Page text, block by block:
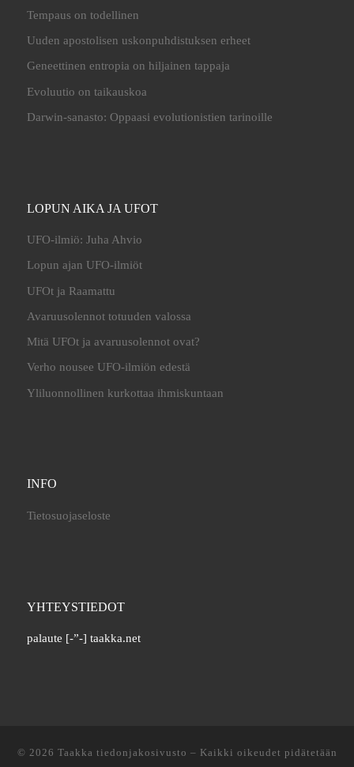
Tempaus on todellinen
Uuden apostolisen uskonpuhdistuksen erheet
Geneettinen entropia on hiljainen tappaja
Evoluutio on taikauskoa
Darwin-sanasto: Oppaasi evolutionistien tarinoille
LOPUN AIKA JA UFOT
UFO-ilmiö: Juha Ahvio
Lopun ajan UFO-ilmiöt
UFOt ja Raamattu
Avaruusolennot totuuden valossa
Mitä UFOt ja avaruusolennot ovat?
Verho nousee UFO-ilmiön edestä
Yliluonnollinen kurkottaa ihmiskuntaan
INFO
Tietosuojaseloste
YHTEYSTIEDOT
palaute [-”-] taakka.net
© 2026 Taakka tiedonjakosivusto – Kaikki oikeudet pidätetään